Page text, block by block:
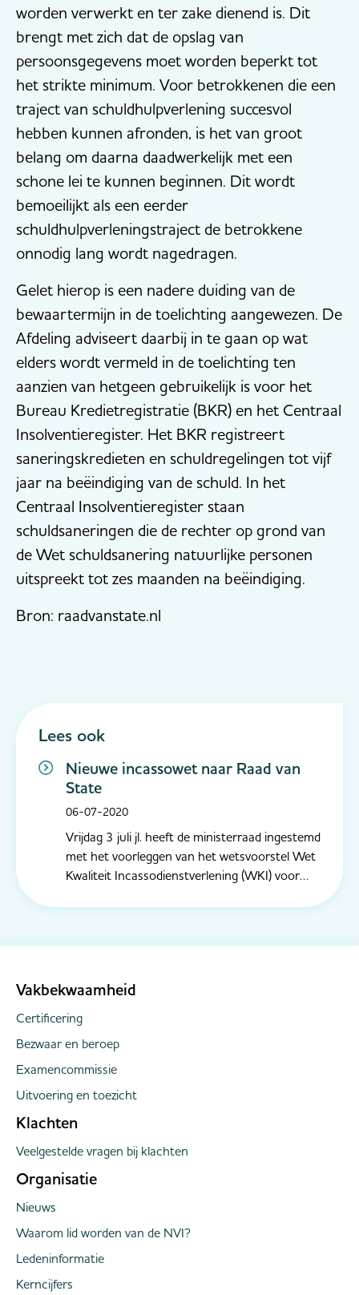
worden verwerkt en ter zake dienend is. Dit
brengt met zich dat de opslag van
persoonsgegevens moet worden beperkt tot
het strikte minimum. Voor betrokkenen die een
traject van schuldhulpverlening succesvol
hebben kunnen afronden, is het van groot
belang om daarna daadwerkelijk met een
schone lei te kunnen beginnen. Dit wordt
bemoeilijkt als een eerder
schuldhulpverleningstraject de betrokkene
onnodig lang wordt nagedragen.
Gelet hierop is een nadere duiding van de
bewaartermijn in de toelichting aangewezen. De
Afdeling adviseert daarbij in te gaan op wat
elders wordt vermeld in de toelichting ten
aanzien van hetgeen gebruikelijk is voor het
Bureau Kredietregistratie (BKR) en het Centraal
Insolventieregister. Het BKR registreert
saneringskredieten en schuldregelingen tot vijf
jaar na beëindiging van de schuld. In het
Centraal Insolventieregister staan
schuldsaneringen die de rechter op grond van
de Wet schuldsanering natuurlijke personen
uitspreekt tot zes maanden na beëindiging.
Bron: raadvanstate.nl
Lees ook
Nieuwe incassowet naar Raad van
State
06-07-2020
Vrijdag 3 juli jl. heeft de ministerraad ingestemd
met het voorleggen van het wetsvoorstel Wet
Kwaliteit Incassodienstverlening (WKI) voor
Vakbekwaamheid
Certificering
Bezwaar en beroep
Examencommissie
Uitvoering en toezicht
Klachten
Veelgestelde vragen bij klachten
Organisatie
Nieuws
Waarom lid worden van de NVI?
Ledeninformatie
Kerncijfers